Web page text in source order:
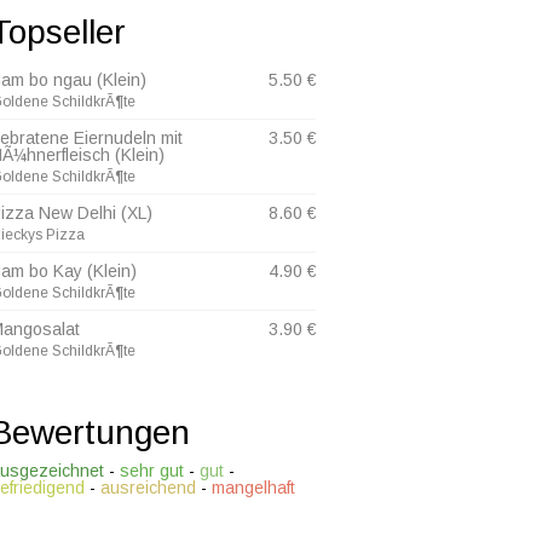
bo ngau (Klein)
SchildkrÃ¶te
5.50 €
Eiernudeln mit
(Klein)
SchildkrÃ¶te
3.50 €
New Delhi (XL)
Pizza
8.60 €
bo Kay (Klein)
SchildkrÃ¶te
4.90 €
SchildkrÃ¶te
3.90 €
- sehr gut - gut -
- ausreichend - mangelhaft